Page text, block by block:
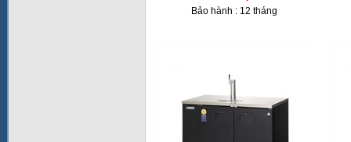
Bảo hành : 12 tháng